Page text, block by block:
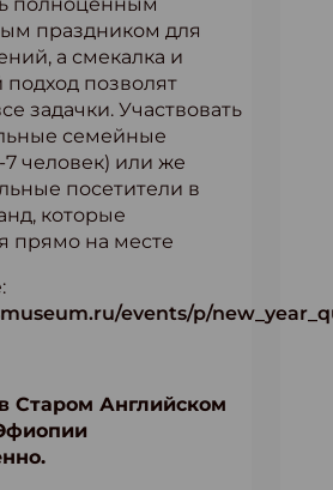
праздником для
а смекалка и
позволят
задачки. Участвовать
семейные
человек) или же
посетители в
которые
прямо на месте
events/p/
Старом Английском